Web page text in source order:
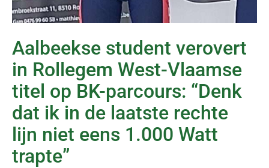
Aalbeekse student verovert
in Rollegem West-Vlaamse
titel op BK-parcours: “Denk
dat ik in de laatste rechte
lijn niet eens 1.000 Watt
trapte”